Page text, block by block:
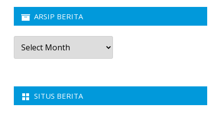
ARSIP BERITA
Arsip
Berita
SITUS BERITA